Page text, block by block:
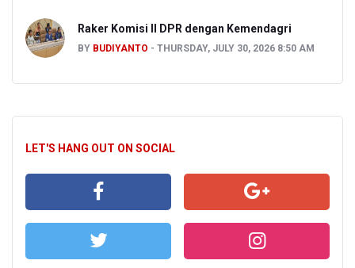
Raker Komisi II DPR dengan Kemendagri
BY BUDIYANTO THURSDAY, JULY 30, 2026 8:50 AM
LET'S HANG OUT ON SOCIAL